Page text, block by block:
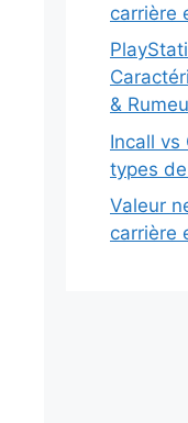
carrière
&
Incall vs
types
Valeur
carrière